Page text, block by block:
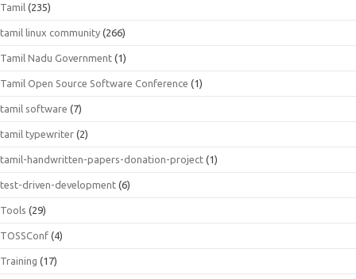
Tamil (235)
tamil linux community (266)
Tamil Nadu Government (1)
Tamil Open Source Software Conference (1)
tamil software (7)
tamil typewriter (2)
tamil-handwritten-papers-donation-project (1)
test-driven-development (6)
Tools (29)
TOSSConf (4)
Training (17)